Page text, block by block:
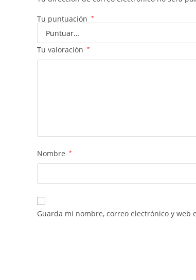
Tu puntuación *
Tu valoración *
Nombre *
Guarda mi nombre, correo electrónico y web